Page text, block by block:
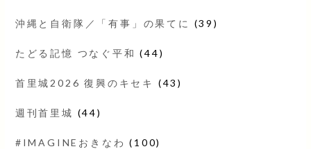
沖縄と自衛隊／「有事」の果てに (39)
たどる記憶 つなぐ平和 (44)
首里城2026 復興のキセキ (43)
週刊首里城 (44)
#IMAGINEおきなわ (100)